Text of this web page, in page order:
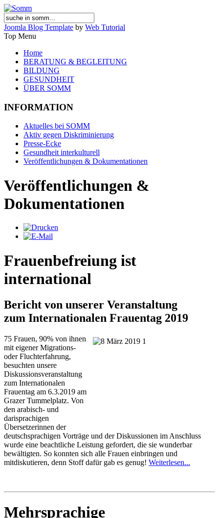
Joomla Blog Template by Web Tutorial
Top Menu
Home
BERATUNG & BEGLEITUNG
BILDUNG
GESUNDHEIT
ÜBER SOMM
INFORMATION
Aktuelles bei SOMM
Aktiv gegen Diskriminierung
Presse-Ecke
Gesundheit interkulturell
Veröffentlichungen & Dokumentationen
Veröffentlichungen &
Dokumentationen
Frauenbefreiung ist
international
Bericht von unserer Veranstaltung
zum Internationalen Frauentag 2019
75 Frauen, 90% von ihnen
mit eigener Migrations-
oder Fluchterfahrung,
besuchten unsere
Diskussionsveranstaltung
zum Internationalen
Frauentag am 6.3.2019 am
Grazer Tummelplatz. Von
den arabisch- und
darisprachigen
Übersetzerinnen der
deutschsprachigen Vorträge und der Diskussionen im Anschluss
wurde eine beachtliche Leistung gefordert, die sie wunderbar
bewältigten. So konnten sich alle Frauen einbringen und
mitdiskutieren, denn Stoff dafür gab es genug! Weiterlesen...
Mehrsprachige